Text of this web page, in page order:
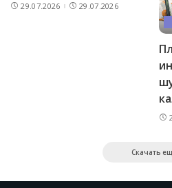
29.07.2026 29.07.2026
Скачать